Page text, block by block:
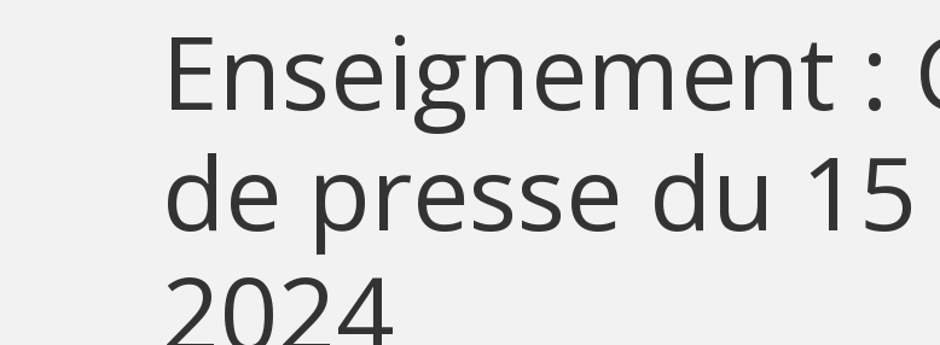
Enseignement :
de presse du
2024